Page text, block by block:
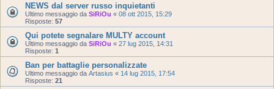
NEWS dal server russo inquietanti
Ultimo messaggio da SiRiOu « 08 ott 2015, 15:29
Risposte: 57
Qui potete segnalare MULTY account
Ultimo messaggio da SiRiOu « 27 lug 2015, 14:31
Risposte: 1
Ban per battaglie personalizzate
Ultimo messaggio da Artasius « 14 lug 2015, 17:54
Risposte: 21